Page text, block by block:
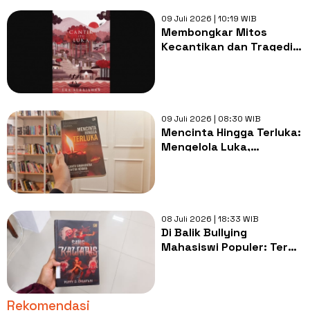
09 Juli 2026 | 10:19 WIB
Membongkar Mitos
Kecantikan dan Tragedi
09 Juli 2026 | 08:30 WIB
Mencinta Hingga Terluka:
Mengelola Luka,
08 Juli 2026 | 18:33 WIB
Di Balik Bullying
Mahasiswi Populer: Teror
Rekomendasi